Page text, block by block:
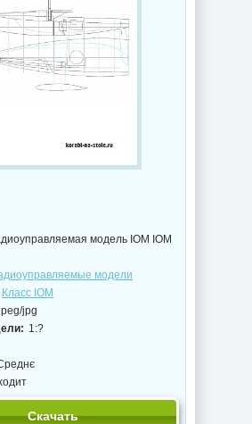
модель IOM IOM
модели
Класс IOM
jpg
1:?
Скачать